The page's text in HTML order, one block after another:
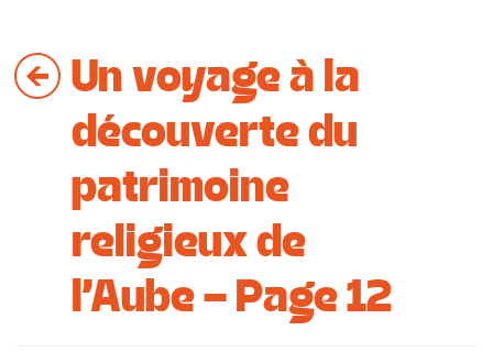
Explorer
Se loger
Se restaurer
S’inspirer
Un voyage à la
découverte du
patrimoine
religieux de
l’Aube - Page 12